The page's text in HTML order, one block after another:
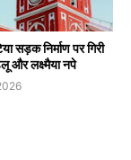
सड़क निर्माण पर गिरी
और लक्ष्मैया नपे